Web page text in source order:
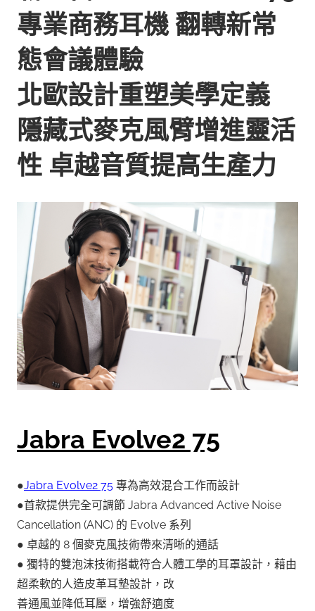
專業商務耳機 翻轉新常
態會議體驗
北歐設計重塑美學定義
隱藏式麥克風臂增進靈活
性 卓越音質提高生產力
Jabra Evolve2 75
●Jabra Evolve2 75 專為高效混合工作而設計
●首款提供完全可調節 Jabra Advanced Active Noise
Cancellation (ANC) 的 Evolve 系列
● 卓越的 8 個麥克風技術帶來清晰的通話
● 獨特的雙泡沫技術搭載符合人體工學的耳罩設計，藉由
超柔軟的人造皮革耳墊設計，改
善通風並降低耳壓，增強舒適度